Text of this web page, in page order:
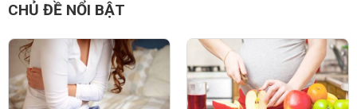
CHỦ ĐỀ NỔI BẬT